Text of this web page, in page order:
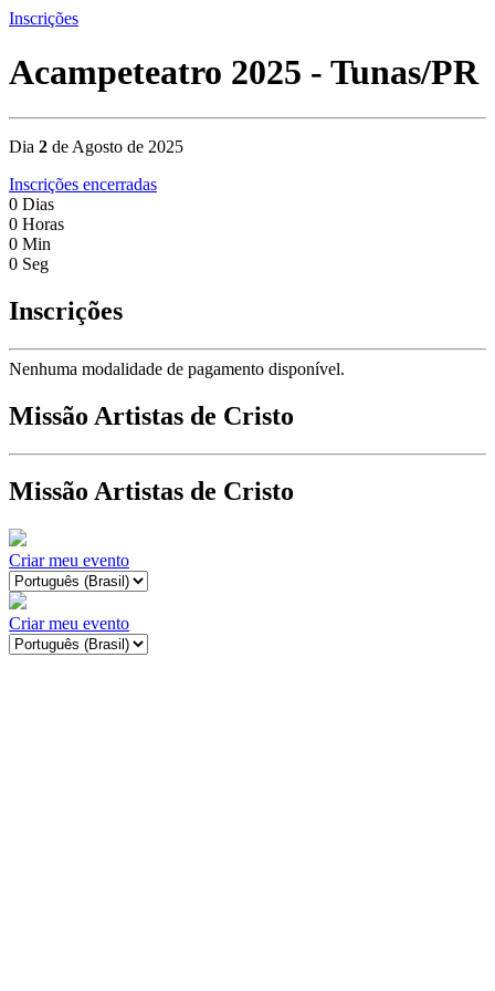
Inscrições
Acampeteatro 2025 - Tunas/PR
Dia 2 de Agosto de 2025
Inscrições encerradas
0 Dias
0 Horas
0 Min
0 Seg
Inscrições
Nenhuma modalidade de pagamento disponível.
Missão Artistas de Cristo
Missão Artistas de Cristo
Criar meu evento
Criar meu evento